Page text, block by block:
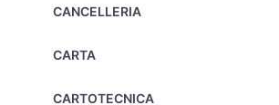
CANCELLERIA
CARTA
CARTOTECNICA